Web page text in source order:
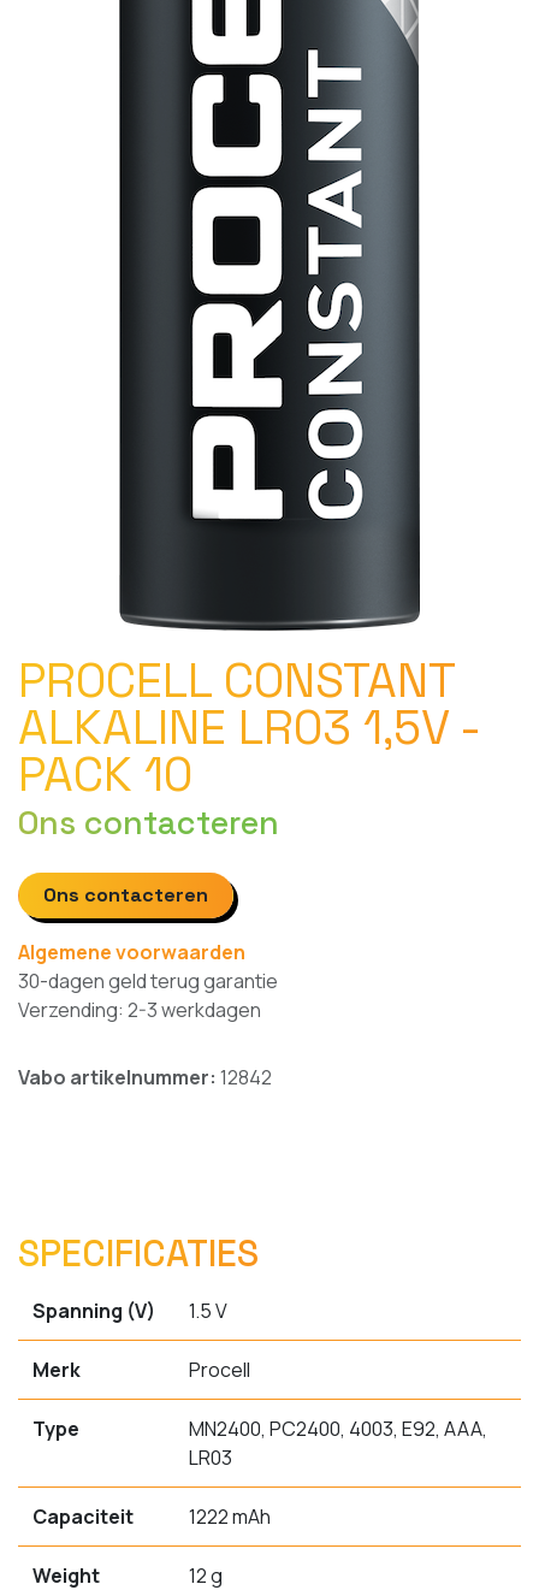
PROCELL CONSTANT
ALKALINE LR03 1,5V -
PACK 10
Ons contacteren
Ons contacteren
Algemene voorwaarden
30-dagen geld terug garantie
Verzending: 2-3 werkdagen
Vabo artikelnummer: 12842
SPECIFICATIES
Spanning (V) 1.5 V
Merk Procell
Type
MN2400, PC2400, 4003, E92, AAA,
LR03
Capaciteit 1222 mAh
Weight 12 g